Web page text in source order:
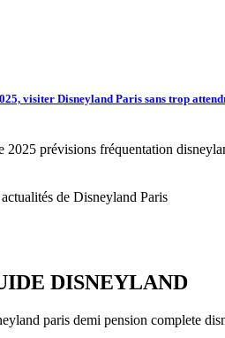
visiter Disneyland Paris sans trop
de Disneyland Paris
DISNEYLAND